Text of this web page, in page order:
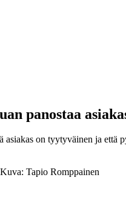
panostaa
on tyytyväinen ja että
Tapio Romppainen